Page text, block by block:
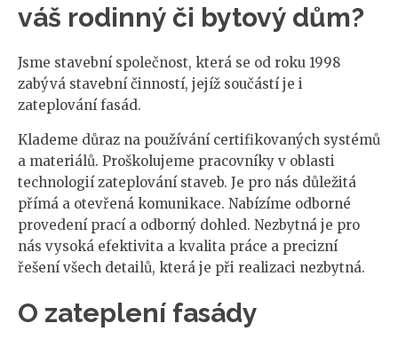
váš rodinný či bytový dům?
Jsme stavební společnost, která se od roku 1998
zabývá stavební činností, jejíž součástí je i
zateplování fasád.
Klademe důraz na používání certifikovaných systémů
a materiálů. Proškolujeme pracovníky v oblasti
technologií zateplování staveb. Je pro nás důležitá
přímá a otevřená komunikace. Nabízíme odborné
provedení prací a odborný dohled. Nezbytná je pro
nás vysoká efektivita a kvalita práce a precizní
řešení všech detailů, která je při realizaci nezbytná.
O zateplení fasády